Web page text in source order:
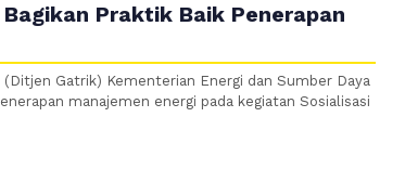
Praktik Baik Penerapan
Gatrik) Kementerian Energi dan Sumber Daya
manajemen energi pada kegiatan Sosialisasi